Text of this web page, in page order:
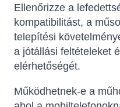
Ellenőrizze a
kompatibilitást, a
telepítési
a jótállási feltételeket
elérhetőségét.
Működhetnek-e a